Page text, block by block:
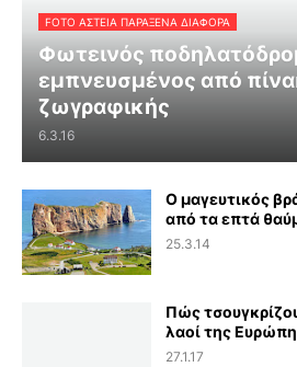
FOTO ΑΣΤΕΙΑ ΠΑΡΑΞΕΝΑ ΔΙΑΦΟΡΑ
Φωτεινός
εμπνευσμένος από
ζωγραφικής
6.3.16
Ο μαγευτικός
από τα επτά
25.3.14
Πώς
λαοί της
27.1.17